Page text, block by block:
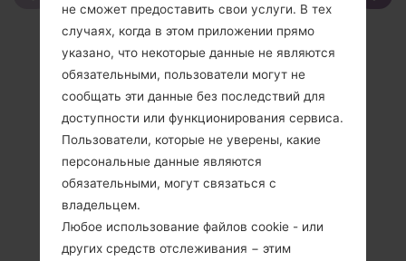
не сможет предоставить свои услуги. В тех
случаях, когда в этом приложении прямо
указано, что некоторые данные не являются
обязательными, пользователи могут не
сообщать эти данные без последствий для
доступности или функционирования сервиса.
Пользователи, которые не уверены, какие
персональные данные являются
обязательными, могут связаться с
владельцем.
Любое использование файлов cookie - или
других средств отслеживания − этим